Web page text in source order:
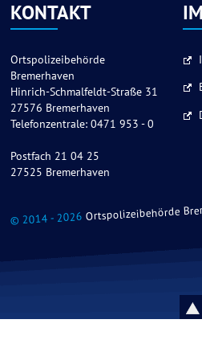
KONTAKT
Ortspolizeibehörde
Bremerhaven
Hinrich-Schmalfeldt-Straße 31
27576 Bremerhaven
Telefonzentrale: 0471 953 - 0
Postfach 21 04 25
27525 Bremerhaven
© 2014 - 2026 Ortspolizeibehörde